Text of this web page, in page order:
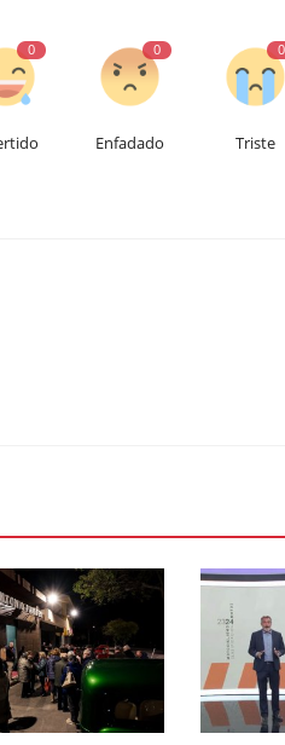
0 0
Enfadado
0
Triste